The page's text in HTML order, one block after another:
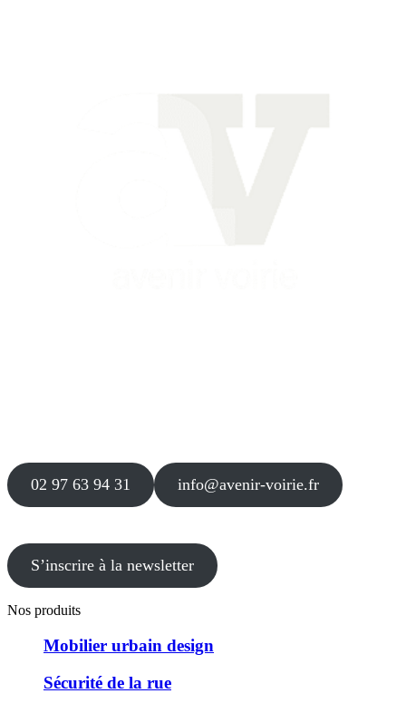
02 97 63 94 31 info@avenir-voirie.fr
S’inscrire à la newsletter
Nos produits
Mobilier urbain design
Sécurité de la rue